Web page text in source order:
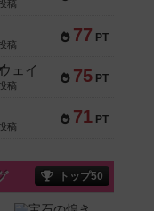
稿
77 PT
稿
75 PT
ェイ
稿
71 PT
稿
トップ50